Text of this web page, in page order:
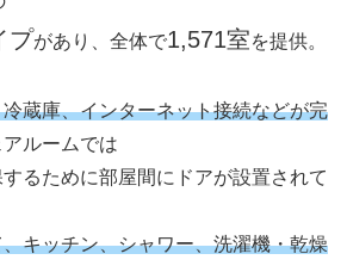
プがあり、全体で1,571室を提供。
蔵庫、インターネット接続などが完
ルームでは
るために部屋間にドアが設置されて
キッチン、シャワー、洗濯機・乾燥